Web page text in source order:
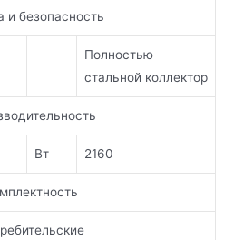
и безопасность
Полностью
стальной коллектор
Вт 2160